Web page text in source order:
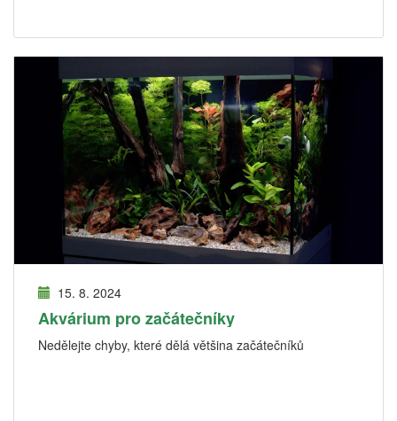
15. 8. 2024
Akvárium pro začátečníky
Nedělejte chyby, které dělá většina začátečníků